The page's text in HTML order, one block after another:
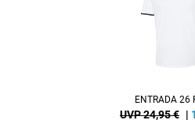
ENTRADA 26
UVP 24,95 € |